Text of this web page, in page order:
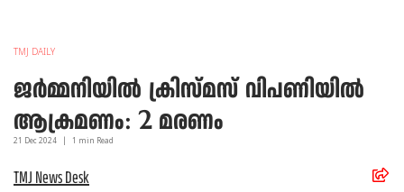
TMJ DAILY
ജര്‍മ്മനിയില്‍ ക്രിസ്മസ് വിപണിയില്‍
ആക്രമണം: 2 മരണം
21 Dec 2024 1 min Read
TMJ News Desk